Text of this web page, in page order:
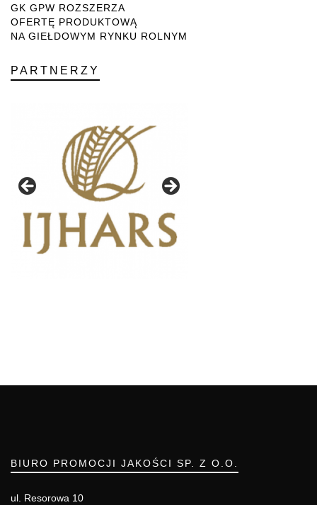
GK GPW ROZSZERZA
OFERTĘ PRODUKTOWĄ
NA GIEŁDOWYM RYNKU ROLNYM
PARTNERZY
BIURO PROMOCJI JAKOŚCI SP. Z O.O.
ul. Resorowa 10